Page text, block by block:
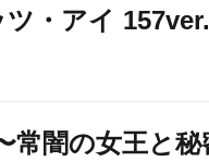
・アイ
常闇の女王と秘